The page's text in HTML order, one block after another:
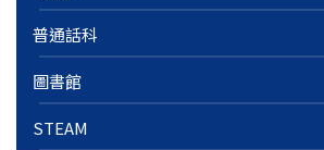
普通話科
圖書館
STEAM